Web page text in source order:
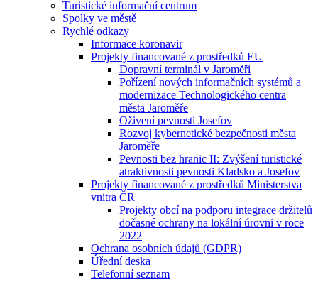
Turistické informační centrum
Spolky ve městě
Rychlé odkazy
Informace koronavir
Projekty financované z prostředků EU
Dopravní terminál v Jaroměři
Pořízení nových informačních systémů a
modernizace Technologického centra
města Jaroměře
Oživení pevnosti Josefov
Rozvoj kybernetické bezpečnosti města
Jaroměře
Pevnosti bez hranic II: Zvýšení turistické
atraktivnosti pevnosti Kladsko a Josefov
Projekty financované z prostředků Ministerstva
vnitra ČR
Projekty obcí na podporu integrace držitelů
dočasné ochrany na lokální úrovni v roce
2022
Ochrana osobních údajů (GDPR)
Úřední deska
Telefonní seznam